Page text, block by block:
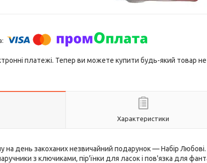
платежі. Тепер ви можете купити будь-який товар
Характеристики
на день закоханих незвичайний подарунок — Набір
з ключиками, пір'їнки для ласок і пов'язка для